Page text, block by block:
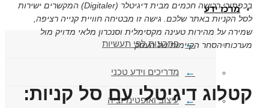
מרכז ידע
פתרונות לפי תעשיות
מדריכים וידע טכני
עיצוב ואופטימיזציה
בכפתורי רכישה חכמים מבית דיגיטלר (Digitaler) המקשרים ישירות
לסל הקניות באתר שלכם. גישה זו מבטיחה חוויית קנייה רציפה,
שמירה על מהירות טעינה מקסימלית וסנכרון מלאי מדויק מול
מערכות הסחר הקיימות של העסק.
קטלוג דיגיטלי עם סל קניות: